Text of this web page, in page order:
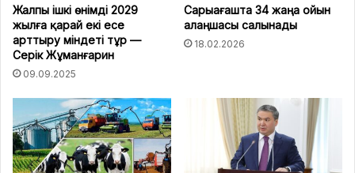
Жалпы ішкі өнімді 2029
жылға қарай екі есе
арттыру міндеті тұр —
Серік Жұманғарин
09.09.2025
Сарыағашта 34 жаңа ойын
алаңшасы салынады
18.02.2026